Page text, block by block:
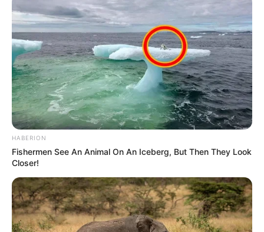
HABERION
Fishermen See An Animal On An Iceberg, But Then They Look
Closer!